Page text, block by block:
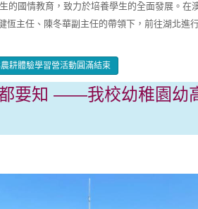
國情教育，致力於培養學生的全面發展。在
恆主任、陳冬華副主任的帶領下，前往湖北
耕體驗學習營活動圓滿結束
要知 ——我校幼稚園幼